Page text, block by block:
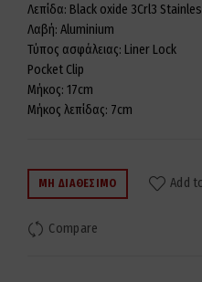
Λεπίδα: Black oxide 3Crl3
Λαβή: Aluminium
Τύπος ασφάλειας: Liner Lock
Pocket Clip
Μήκος: 17cm
Μήκος λεπίδας: 7cm
ΜΗ ΔΙΑΘΈΣΙΜΟ Add
Compare